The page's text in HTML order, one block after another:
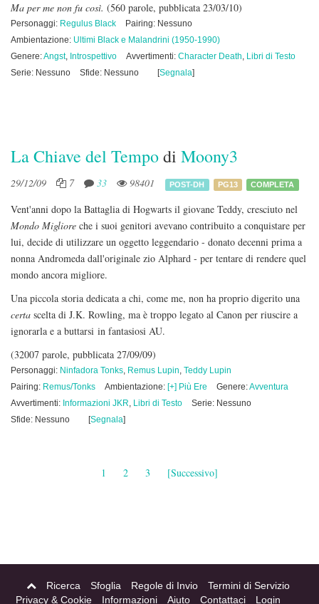
Ma per me non fu così. (560 parole, pubblicata 23/03/10)
Personaggi: Regulus Black
Pairing: Nessuno
Ambientazione: Ultimi Black e Malandrini (1950-1990)
Genere:Angst, Introspettivo Avvertimenti: Character Death, Libri di Testo
Serie: Nessuno
Sfide: Nessuno [Segnala]
La Chiave del Tempodi Moony3
29/12/09 7 33 98401 POST-DH PG13 COMPLETA
Vent'anni dopo la Battaglia di Hogwarts il giovane Teddy, cresciuto nel
Mondo Migliore che i suoi genitori avevano contribuito a conquistare per
lui, decide di utilizzare un oggetto leggendario - donato decenni prima a
nonna Andromeda dall'originale zio Alphard - per tentare di rendere quel
mondo ancora migliore.
Una piccola storia dedicata a chi, come me, non ha proprio digerito una
certa scelta di J.K. Rowling, ma è troppo legato al Canon per riuscire a
ignorarla e a buttarsi in fantasiosi AU.
(32007 parole, pubblicata 27/09/09)
Personaggi: Ninfadora Tonks, Remus Lupin, Teddy Lupin
Pairing: Remus/Tonks Ambientazione: [+] Più Ere Genere:Avventura
Avvertimenti: Informazioni JKR, Libri di Testo
Serie: Nessuno
Sfide: Nessuno
[Segnala]
1 2 3 [Successivo]
Ricerca Sfoglia Regole di Invio
Termini di Servizio
Privacy & Cookie
Informazioni Aiuto Contattaci Login